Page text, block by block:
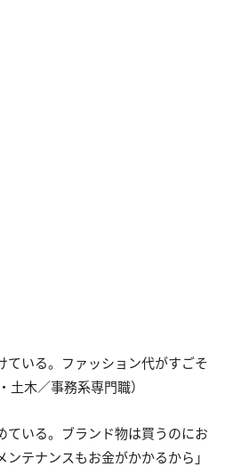
ている。ファッション代がすごそ
土木／事務系専門職）
ている。ブランド物は買うのにお
テナンスもお金がかかるから」